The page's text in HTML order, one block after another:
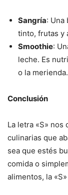
Sangría: Una
tinto, frutas y
Smoothie:
leche. Es
o la merienda.
Conclusión
La letra «S»
culinarias que
sea que estés
comida o
alimentos, la